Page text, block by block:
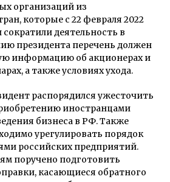
организаций из
которые с 22 февраля 2022
деятельность в
президента перечень должен
информацию об акционерах и
а также условиях ухода.
распорядился ужесточить
иностранцами
бизнеса в РФ. Также
урегулировать порядок
российских предприятий.
поручено подготовить
касающиеся обратного